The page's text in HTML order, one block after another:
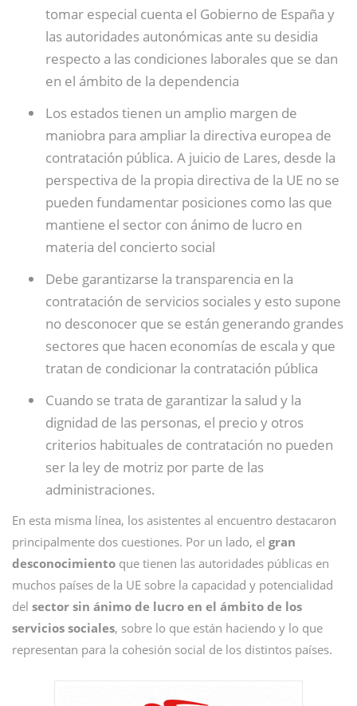
tomar especial cuenta el Gobierno de España y
las autoridades autonómicas ante su desidia
respecto a las condiciones laborales que se dan
en el ámbito de la dependencia
Los estados tienen un amplio margen de
maniobra para ampliar la directiva europea de
contratación pública. A juicio de Lares, desde la
perspectiva de la propia directiva de la UE no se
pueden fundamentar posiciones como las que
mantiene el sector con ánimo de lucro en
materia del concierto social
Debe garantizarse la transparencia en la
contratación de servicios sociales y esto supone
no desconocer que se están generando grandes
sectores que hacen economías de escala y que
tratan de condicionar la contratación pública
Cuando se trata de garantizar la salud y la
dignidad de las personas, el precio y otros
criterios habituales de contratación no pueden
ser la ley de motriz por parte de las
administraciones.
En esta misma línea, los asistentes al encuentro destacaron
principalmente dos cuestiones. Por un lado, el gran
desconocimiento que tienen las autoridades públicas en
muchos países de la UE sobre la capacidad y potencialidad
del sector sin ánimo de lucro en el ámbito de los
servicios sociales, sobre lo que están haciendo y lo que
representan para la cohesión social de los distintos países.